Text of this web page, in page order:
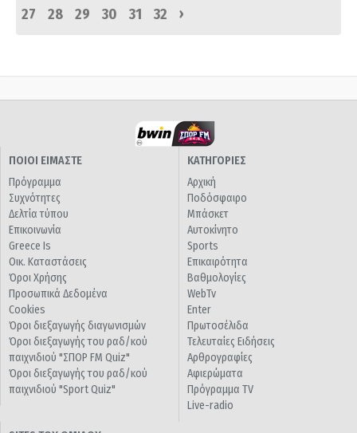
27
28 29 30 31 32 ›
ΠΟΙΟΙ ΕΙΜΑΣΤΕ
Πρόγραμμα
Συχνότητες
Δελτία τύπου
Επικοινωνία
Greece Is
Οικ. Καταστάσεις
Όροι Χρήσης
Προσωπικά Δεδομένα
Cookies
Όροι διεξαγωγής διαγωνισμών
Όροι διεξαγωγής του ραδ/κού
παιχνιδιού "ΣΠΟΡ FM Quiz"
Όροι διεξαγωγής του ραδ/κού
παιχνιδιού "Sport Quiz"
ΚΑΤΗΓΟΡΙΕΣ
Αρχική
Ποδόσφαιρο
Μπάσκετ
Αυτοκίνητο
Sports
Επικαιρότητα
Βαθμολογίες
WebTv
Enter
Πρωτοσέλιδα
Τελευταίες Ειδήσεις
Αρθρογραφίες
Αφιερώματα
Πρόγραμμα TV
Live-radio